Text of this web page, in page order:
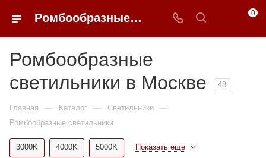
Ромбообразные светильники в Москве купить по доступным ценам с доставкой от 0ФФЕР.ру 0
Ромбообразные
светильники в Москве
48
Главная — Каталог — Светильники —
Ромбообразные светильники
3000K 4000K 5000K Показать еще